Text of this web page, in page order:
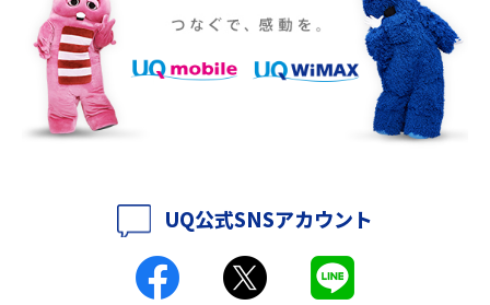
iPhone 16eとiPhone SE（第3世代）の違いは？サイズやスペックを比較し
て解説
iPhone 16eとiPhone 14を徹底比較！スペック・機能の違いをわかりやすく
紹介
iPhone 16とiPhone 15の違いは？カメラ・スペック・機能を徹底比較
iPhoneの機種変更のやり方は？事前準備・手順やデータ移行方法をわかり
UQ公式SNSアカウント